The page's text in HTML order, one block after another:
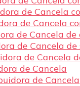
de Cancela
de Cancela
de Cancela de
de Cancela de
de Cancela
de Cancela
de Cancela